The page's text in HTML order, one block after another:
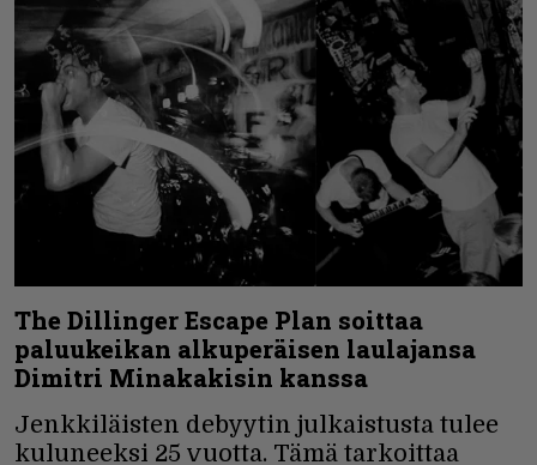
The Dillinger Escape Plan soittaa
paluukeikan alkuperäisen laulajansa
Dimitri Minakakisin kanssa
Jenkkiläisten debyytin julkaistusta tulee
kuluneeksi 25 vuotta. Tämä tarkoittaa